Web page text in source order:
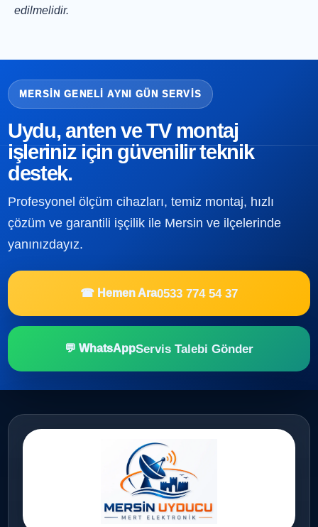
edilmelidir.
MERSIN GENELI AYNI GÜN SERVIS
Uydu, anten ve TV montaj
işleriniz için güvenilir teknik
destek.
Profesyonel ölçüm cihazları, temiz montaj, hızlı
çözüm ve garantili işçilik ile Mersin ve ilçelerinde
yanınızdayız.
☎ Hemen Ara0533 774 54 37
💬 WhatsAppServis Talebi Gönder